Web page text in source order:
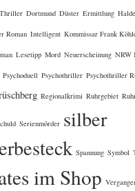
Dortmund Düster Ermittlung
Roman Intelligent Kommissar Frank
Lesetipp Mord Neuerscheinung NRW
Psychoduell Psychothriller Psychothriller
Regionalkrimi Ruhrgebiet
Serienmörder silber
Spannung Symbol
im Shop